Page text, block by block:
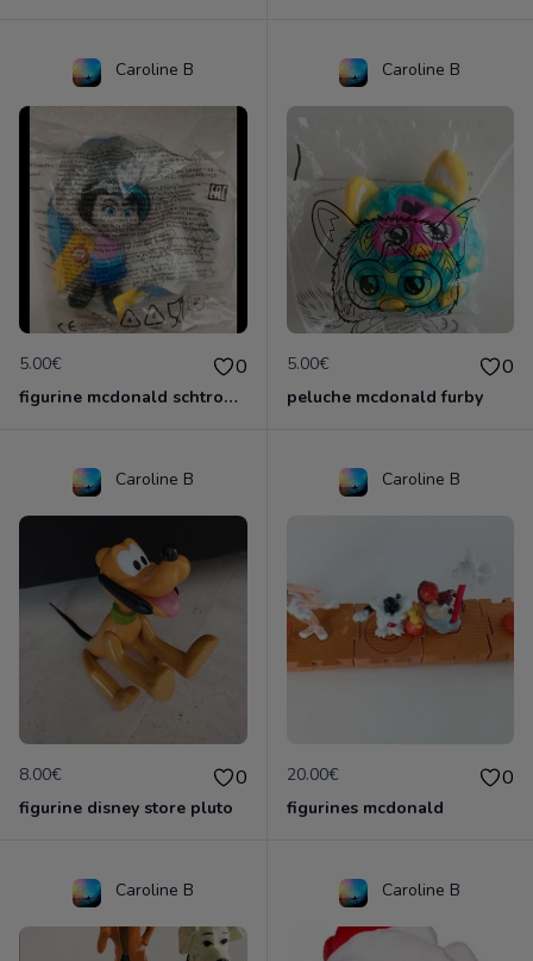
Caroline B
5.00€ 0
figurine mcdonald schtroumpf
Caroline B
5.00€ 0
peluche mcdonald furby
Caroline B
8.00€ 0
figurine disney store pluto
Caroline B
20.00€ 0
figurines mcdonald
Caroline B Caroline B